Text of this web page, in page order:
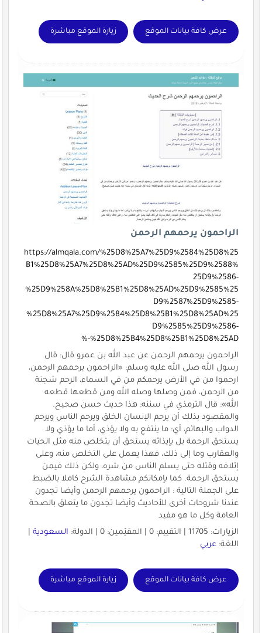
عرض كافة بيانات الموقع زيارة الموقع مباشرة
الراحمون يرحمهم الرحمن
https://almqala.com/%25D8%25A7%25D9%2584%25D8%25
B1%25D8%25A7%25D8%25AD%25D9%2585%25D9%2588%
25D9%2586-
%25D9%258A%25D8%25B1%25D8%25AD%25D9%2585%25
D9%2587%25D9%2585-
%25D8%25A7%25D9%2584%25D8%25B1%25D8%25AD%25
D9%2585%25D9%2586-
%25D8%25B4%25D8%25B1%25D8%25AD-%
الراحمون يرحمهم الرحمن عن عبد الله بن عمرو قال: قال
رسول الله صلى الله عليه وسلم: «الراحمون يرحمهم الرحمن،
ارحموا من في الأرض يرحمكم من في السماء، الرحم شجنة
من الرحمن، فمن وصلها وصله الله ومن قطعها قطعه
الله»: قال الترمذي في سننه: هذا حديث حسن صحيح.
والمقصود بذلك أن يرحم الإنسان الخلق ويرحم الناس ويرحم
الدواب والبهائم، أي: ما ينتفع به ولا يؤذي، أما ما يؤذي ولا
يستحق الرحمة بل بإيذائه يستحق أن يتخلص منه مثل الحيات
والعقارب وما إلى ذلك، فهذا يعمل على التخلص منه، وعلى
إتلافه وقتله حتى يسلم الناس من شره، ولكن ذلك فيمن
يستحق الرحمة. كما بإمكانكم مشاهدة الشرح كاملا بالضبط
على الجملة التالية : الراحمون يرحمهم الرحمن وأيضا تجدون
عندنا شروحات أخرى للأحاديث وأيضا تجدون ما يتعلق بالصحة
العامة وكل ما هو مفيد
الزيارات: 11705 | التقييم: 0 | المقيّمين: 0 | الدولة:
السعودية|
اللغة: عربي
عرض كافة بيانات الموقع زيارة الموقع مباشرة